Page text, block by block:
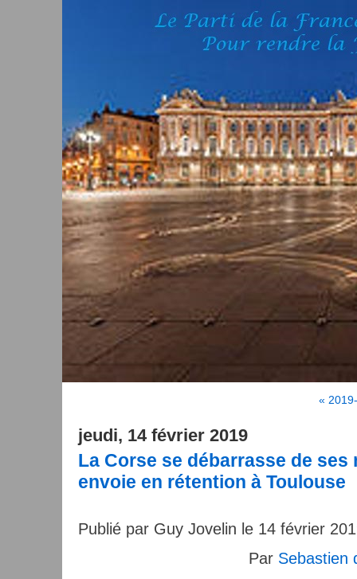
«
jeudi, 14 février 2019
La Corse se débarrasse de ses
envoie en rétention à Toulouse
Publié par Guy Jovelin le 14 février
Par Sebastien